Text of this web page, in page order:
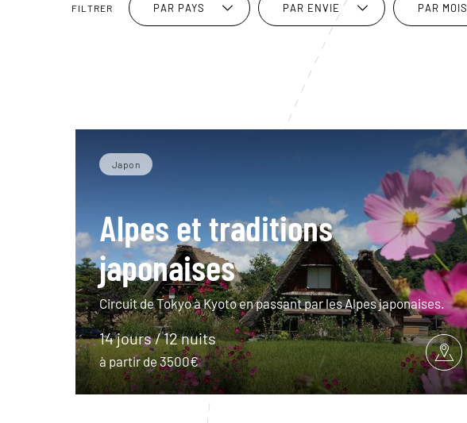
FILTRER PAR PAYS PAR ENVIE PAR MOIS
Japon
Alpes et traditions
japonaises
Circuit de Tokyo à Kyoto en passant par les Alpes japonaises.
14 jours / 12 nuits
à partir de 3500€